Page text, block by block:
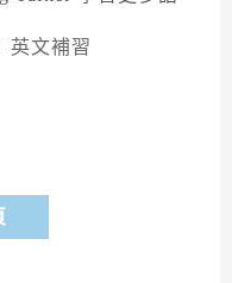
英文補習